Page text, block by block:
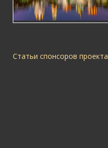
Статьи спонсоров проекта